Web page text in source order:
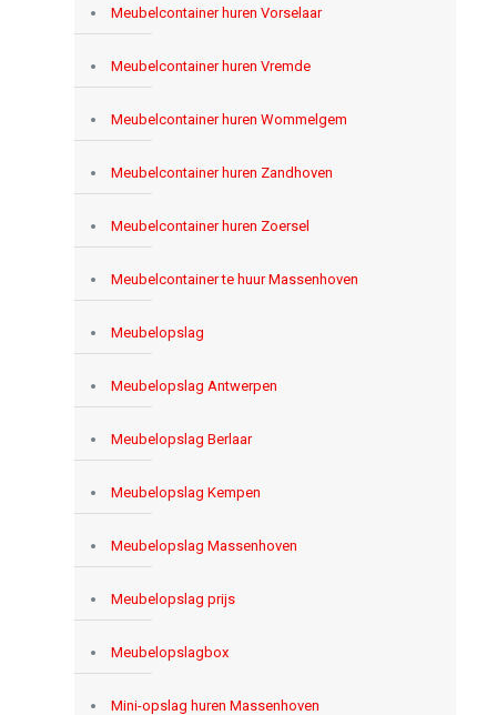
Meubelcontainer huren Vorselaar
Meubelcontainer huren Vremde
Meubelcontainer huren Wommelgem
Meubelcontainer huren Zandhoven
Meubelcontainer huren Zoersel
Meubelcontainer te huur Massenhoven
Meubelopslag
Meubelopslag Antwerpen
Meubelopslag Berlaar
Meubelopslag Kempen
Meubelopslag Massenhoven
Meubelopslag prijs
Meubelopslagbox
Mini-opslag huren Massenhoven